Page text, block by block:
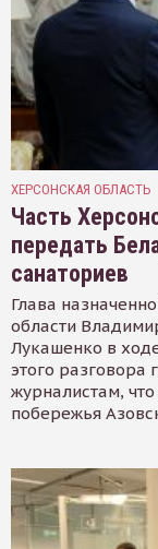
ХЕРСОНСКАЯ ОБЛАСТЬ
Часть
передать
санаториев
Глава
области
Лукашенко в
этого разговора
журналистам,
побережья